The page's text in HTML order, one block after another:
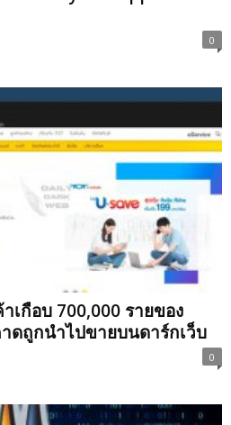
0
เกือบ 700,000 รายของ
ดถูกนำไปขายบนดาร์กเว็บ
0